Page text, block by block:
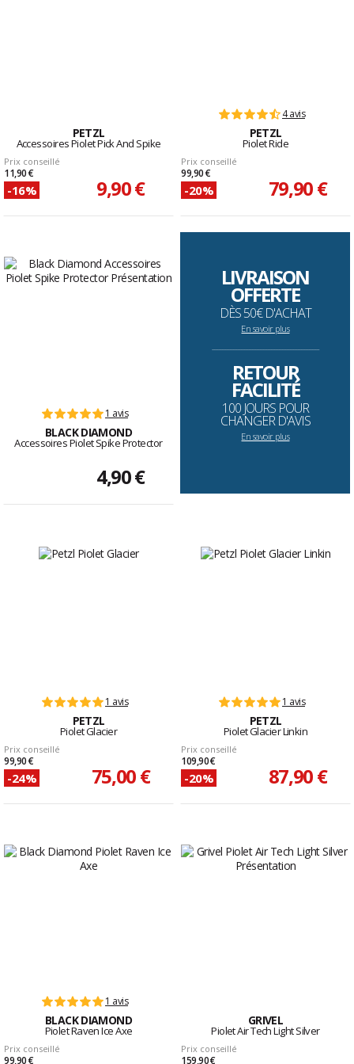
PETZL
Accessoires Piolet Pick And Spike
Prix conseillé
11,90 €
-16% 9,90 €
4 avis
PETZL
Piolet Ride
Prix conseillé
99,90 €
-20% 79,90 €
1 avis
BLACK DIAMOND
Accessoires Piolet Spike Protector
4,90 €
LIVRAISON
OFFERTE
DÈS 50€ D'ACHAT
En savoir plus
--------------------------------------------------------------------
RETOUR
FACILITÉ
100 JOURS POUR
CHANGER D'AVIS
En savoir plus
1 avis
PETZL
Piolet Glacier
Prix conseillé
99,90 €
-24% 75,00 €
1 avis
PETZL
Piolet Glacier Linkin
Prix conseillé
109,90 €
-20% 87,90 €
1 avis
BLACK DIAMOND
Piolet Raven Ice Axe
Prix conseillé
99,90 €
GRIVEL
Piolet Air Tech Light Silver
Prix conseillé
159,90 €